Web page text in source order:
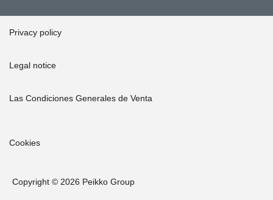
Privacy policy
Legal notice
Las Condiciones Generales de Venta
Cookies
Copyright © 2026 Peikko Group